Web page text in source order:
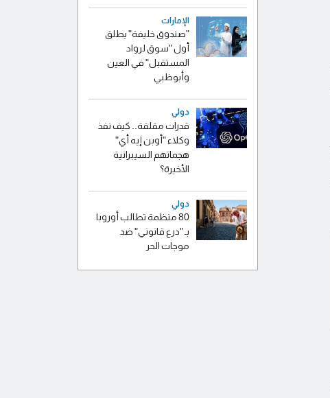
الإمارات
"صندوق خليفة" يطلق
أول "سوق لرواد
المستقبل" في العين
وأبوظبي
دولي
قدرات مقلقة.. كيف نفذ
وكلاء "أوبن إيه أي"
هجماتهم السيبرانية
الأخيرة؟
دولي
80 منظمة تطالب أوروبا
بـ "درع قانوني" ضد
موجات الحر